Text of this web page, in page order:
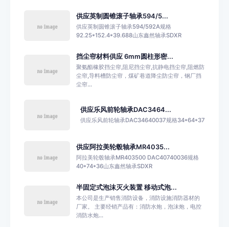
供应英制圆锥滚子轴承594/5...
供应英制圆锥滚子轴承594/592A规格
92.25*152.4*39.688山东鑫然轴承SDXR
挡尘帘材料供应 6mm圆柱形密...
聚氨酯橡胶挡尘帘,阻尼挡尘帘,抗静电挡尘帘,阻燃防
尘帘,导料槽防尘帘，煤矿巷道降尘防尘帘，钢厂挡
尘帘...
供应乐风前轮轴承DAC3464...
供应乐风前轮轴承DAC34640037规格34*64*37
供应阿拉美轮毂轴承MR4035...
阿拉美轮毂轴承MR403500 DAC40740036规格
40*74*36山东鑫然轴承SDXR
半固定式泡沫灭火装置 移动式泡...
本公司是生产销售消防设备，消防设施消防器材的
厂家。 主要经销产品有：消防水炮，泡沫炮，电控
消防水炮...